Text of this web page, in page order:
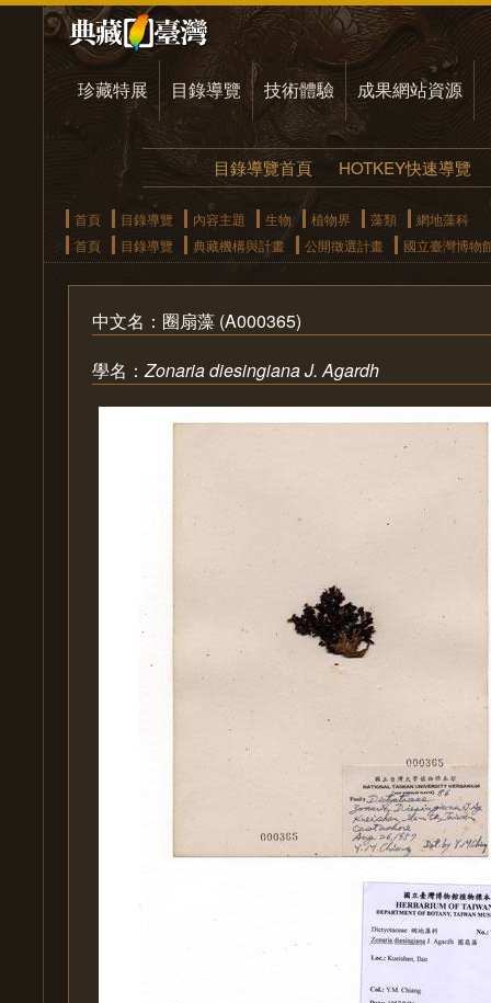
珍藏特展 目錄導覽 技術體驗 成果網站資源
目錄導覽首頁 HOTKEY快速導覽
首頁 目錄導覽 內容主題 生物 植物界 藻類
網地藻科
首頁
目錄導覽 典藏機構與計畫 公開徵選計畫 國立臺灣博物
中文名：圈扇藻 (A000365)
學名：Zonaria diesingiana J. Agardh